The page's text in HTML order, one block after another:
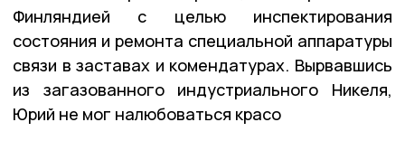
Финляндией с целью инспектирования
состояния и ремонта специальной аппаратуры
связи в заставах и комендатурах. Вырвавшись
из загазованного индустриального Никеля,
Юрий не мог налюбоваться красо